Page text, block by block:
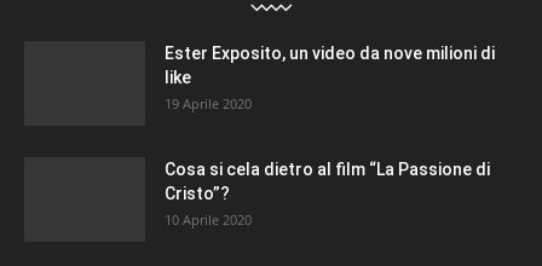
Ester Exposito, un video da nove milioni di
like
19 Aprile 2020
Cosa si cela dietro al film “La Passione di
Cristo”?
10 Aprile 2020